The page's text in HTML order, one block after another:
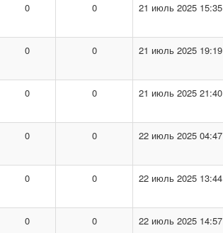
0 0 21 июль 2025 15:35
0 0 21 июль 2025 19:19
0 0 21 июль 2025 21:40
0 0 22 июль 2025 04:47
0 0 22 июль 2025 13:44
0 0 22 июль 2025 14:57